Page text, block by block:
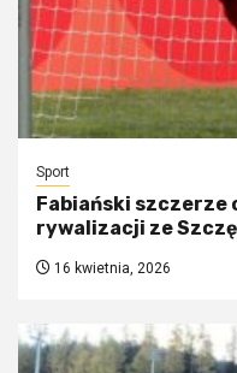
Sport
Fabiański szczerze
rywalizacji ze
16 kwietnia, 2026